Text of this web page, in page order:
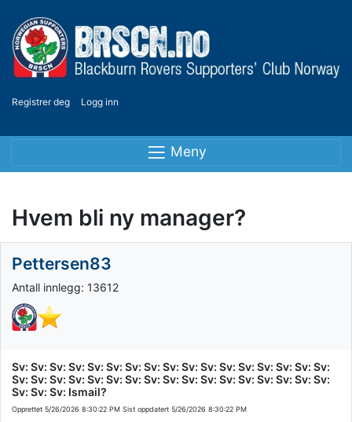
Registrer deg Logg inn
Meny
Hvem bli ny manager?
Pettersen83
Antall innlegg: 13612
Sv: Sv: Sv: Sv: Sv: Sv: Sv: Sv: Sv: Sv: Sv: Sv: Sv: Sv: Sv: Sv: Sv:
Sv: Sv: Sv: Sv: Sv: Sv: Sv: Sv: Sv: Sv: Sv: Sv: Sv: Sv: Sv: Sv: Sv:
Sv: Sv: Sv: Ismail?
Opprettet 5/26/2026 8:30:22 PM Sist oppdatert 5/26/2026 8:30:22 PM